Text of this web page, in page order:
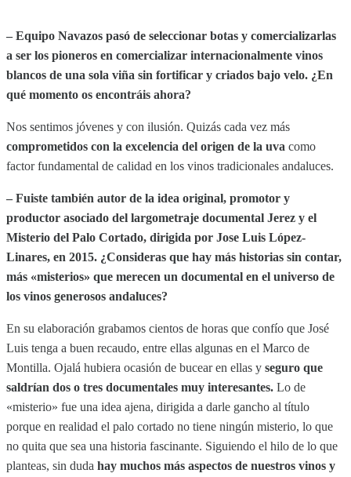
– Equipo Navazos pasó de seleccionar botas y comercializarlas
a ser los pioneros en comercializar internacionalmente vinos
blancos de una sola viña sin fortificar y criados bajo velo. ¿En
qué momento os encontráis ahora?
Nos sentimos jóvenes y con ilusión. Quizás cada vez más
comprometidos con la excelencia del origen de la uva como
factor fundamental de calidad en los vinos tradicionales andaluces.
– Fuiste también autor de la idea original, promotor y
productor asociado del largometraje documental Jerez y el
Misterio del Palo Cortado, dirigida por Jose Luis López-
Linares, en 2015. ¿Consideras que hay más historias sin contar,
más «misterios» que merecen un documental en el universo de
los vinos generosos andaluces?
En su elaboración grabamos cientos de horas que confío que José
Luis tenga a buen recaudo, entre ellas algunas en el Marco de
Montilla. Ojalá hubiera ocasión de bucear en ellas y seguro que
saldrían dos o tres documentales muy interesantes. Lo de
«misterio» fue una idea ajena, dirigida a darle gancho al título
porque en realidad el palo cortado no tiene ningún misterio, lo que
no quita que sea una historia fascinante. Siguiendo el hilo de lo que
planteas, sin duda hay muchos más aspectos de nuestros vinos y